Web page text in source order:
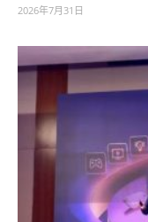
2026年7月31日